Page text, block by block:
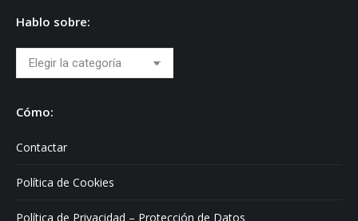
Hablo sobre:
Hablo
sobre:
Cómo:
Contactar
Política de Cookies
Política de Privacidad – Protección de Datos